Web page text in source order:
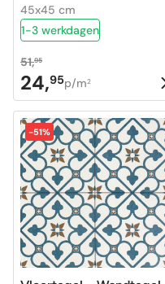
45x45 cm
1-3 werkdagen
51,95
Oorspronkelijke
prijs
was:
51,95.
24,95
Huidige
prijs
is:
24,95.
p/m2
-51%